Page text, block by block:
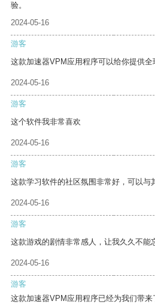
验。
2024-05-16
游客
这款加速器VPM应用程序可以给你提供全
2024-05-16
游客
这个软件我非常喜欢
2024-05-16
游客
这款学习软件的社区氛围非常好，可以与
2024-05-16
游客
这款游戏的剧情非常感人，让我久久不能
2024-05-16
游客
这款加速器VPM应用程序已经为我们带